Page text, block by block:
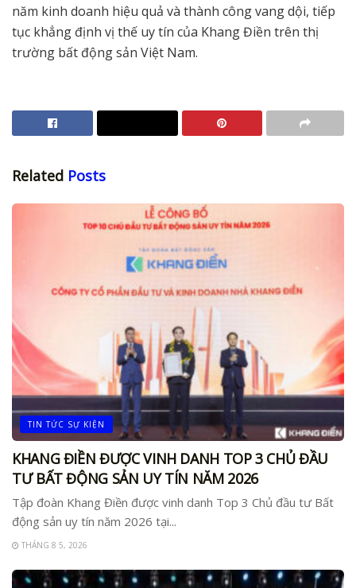
năm kinh doanh hiệu quả và thành công vang dội, tiếp
tục khẳng định vị thế uy tín của Khang Điền trên thị
trường bất động sản Việt Nam.
Related Posts
TIN TỨC SỰ KIỆN
KHANG ĐIỀN ĐƯỢC VINH DANH TOP 3 CHỦ ĐẦU
TƯ BẤT ĐỘNG SẢN UY TÍN NĂM 2026
Tập đoàn Khang Điền được vinh danh Top 3 Chủ đầu tư Bất
động sản uy tín năm 2026 tại...
THÁNG 8 5, 2026